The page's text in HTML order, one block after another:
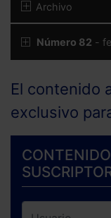
Archivo
Número 82 -
El contenido
exclusivo